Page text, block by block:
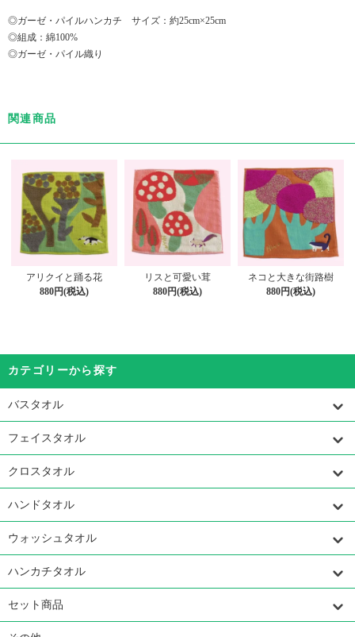
◎ガーゼ・パイルハンカチ サイズ：約25cm×25cm
◎組成：綿100%
◎ガーゼ・パイル織り
関連商品
アリクイと踊る花
880円(税込)
リスと可愛い茸
880円(税込)
ネコと大きな街路樹
880円(税込)
カテゴリーから探す
バスタオル
フェイスタオル
クロスタオル
ハンドタオル
ウォッシュタオル
ハンカチタオル
セット商品